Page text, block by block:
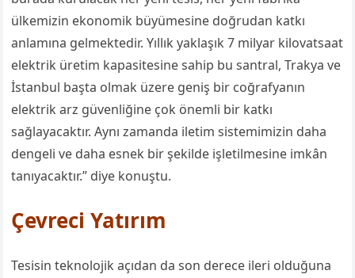
ülkemizin ekonomik büyümesine doğrudan katkı
anlamına gelmektedir. Yıllık yaklaşık 7 milyar kilovatsaat
elektrik üretim kapasitesine sahip bu santral, Trakya ve
İstanbul başta olmak üzere geniş bir coğrafyanın
elektrik arz güvenliğine çok önemli bir katkı
sağlayacaktır. Aynı zamanda iletim sistemimizin daha
dengeli ve daha esnek bir şekilde işletilmesine imkân
tanıyacaktır.” diye konuştu.
Çevreci Yatırım
Tesisin teknolojik açıdan da son derece ileri olduğuna